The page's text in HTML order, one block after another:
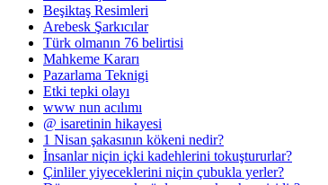
Beşiktaş Resimleri
Arebesk Şarkıcılar
Türk olmanın 76 belirtisi
Mahkeme Kararı
Pazarlama Teknigi
Etki tepki olayı
www nun acılımı
@ isaretinin hikayesi
1 Nisan şakasının kökeni nedir?
İnsanlar niçin içki kadehlerini tokuştururlar?
Çinliler yiyeceklerini niçin çubukla yerler?